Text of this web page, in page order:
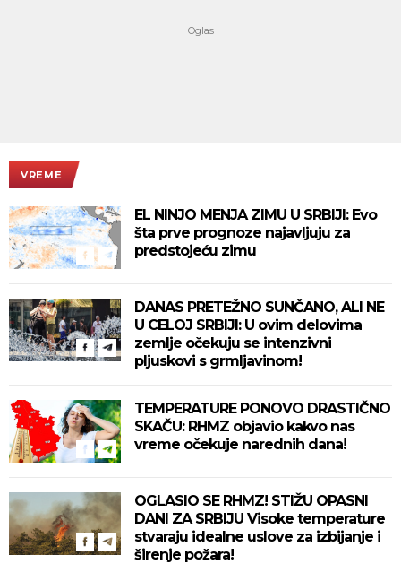
VREME
EL NINJO MENJA ZIMU U SRBIJI: Evo
šta prve prognoze najavljuju za
predstojeću zimu
DANAS PRETEŽNO SUNČANO, ALI NE
U CELOJ SRBIJI: U ovim delovima
zemlje očekuju se intenzivni
pljuskovi s grmljavinom!
TEMPERATURE PONOVO DRASTIČNO
SKAČU: RHMZ objavio kakvo nas
vreme očekuje narednih dana!
OGLASIO SE RHMZ! STIŽU OPASNI
DANI ZA SRBIJU Visoke temperature
stvaraju idealne uslove za izbijanje i
širenje požara!